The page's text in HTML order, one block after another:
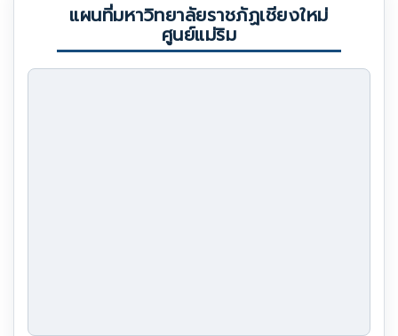
แผนที่มหาวิทยาลัยราชภัฏเชียงใหม่
ศูนย์แม่ริม